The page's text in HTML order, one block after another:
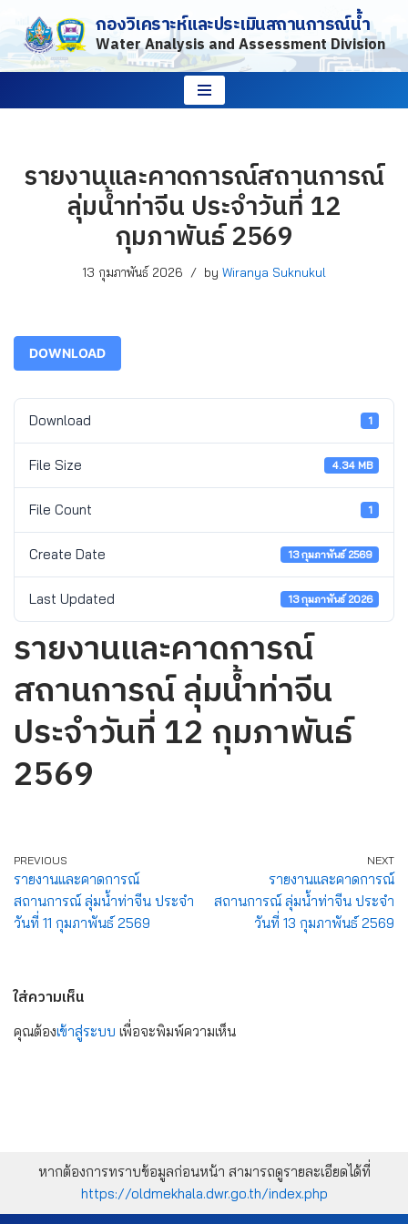
Skip
to
กองวิเคราะห์และประเมินสถานการณ์น้ำ
Water Analysis and Assessment Division
รายงานและคาดการณ์สถานการณ์
ลุ่มน้ำท่าจีน ประจำวันที่ 12
กุมภาพันธ์ 2569
13 กุมภาพันธ์ 2026 by Wiranya Suknukul
DOWNLOAD
Download 1
File Size 4.34 MB
File Count 1
Create Date 13 กุมภาพันธ์ 2569
Last Updated 13 กุมภาพันธ์ 2026
รายงานและคาดการณ์
สถานการณ์ ลุ่มน้ำท่าจีน
ประจำวันที่ 12 กุมภาพันธ์
2569
PREVIOUS
รายงานและคาดการณ์
สถานการณ์ ลุ่มน้ำท่าจีน ประจำ
วันที่ 11 กุมภาพันธ์ 2569
NEXT
รายงานและคาดการณ์
สถานการณ์ ลุ่มน้ำท่าจีน ประจำ
วันที่ 13 กุมภาพันธ์ 2569
ใส่ความเห็น
คุณต้องเข้าสู่ระบบ เพื่อจะพิมพ์ความเห็น
หากต้องการทราบข้อมูลก่อนหน้า สามารถดูรายละเอียดได้ที่
https://oldmekhala.dwr.go.th/index.php